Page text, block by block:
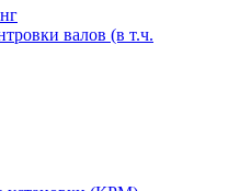
валов (в т.ч.